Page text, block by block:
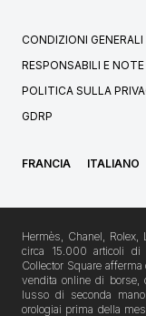
CONDIZIONI GENERALI
RESPONSABILI E NOTE
POLITICA SULLA
GDRP
FRANCIA ITALIANO
Hermès, Chanel,
circa 15.000 articoli
Collector Square
vendita online di borse,
lusso di seconda
orologiai prima della